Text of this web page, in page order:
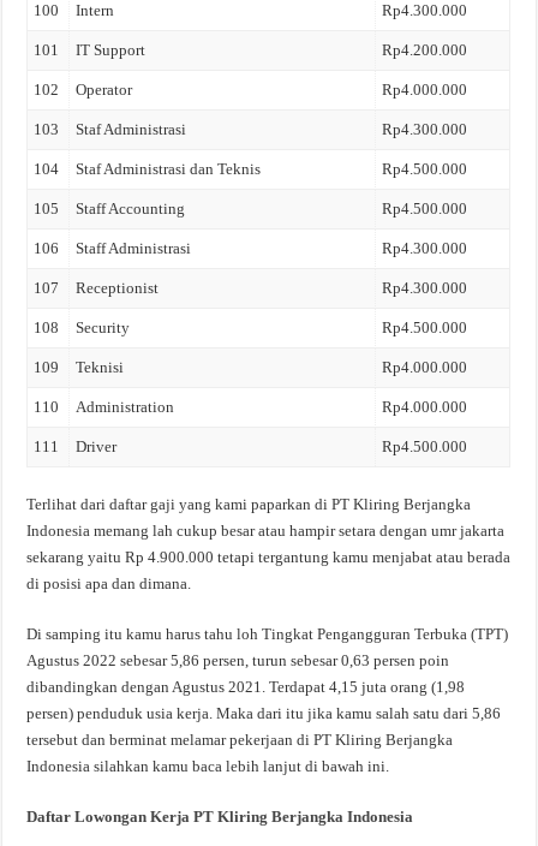
100 Intern Rp4.300.000
101 IT Support Rp4.200.000
102 Operator Rp4.000.000
103 Staf Administrasi Rp4.300.000
104 Staf Administrasi dan Teknis Rp4.500.000
105 Staff Accounting Rp4.500.000
106 Staff Administrasi Rp4.300.000
107 Receptionist Rp4.300.000
108 Security Rp4.500.000
109 Teknisi Rp4.000.000
110 Administration Rp4.000.000
111 Driver Rp4.500.000
Terlihat dari daftar gaji yang kami paparkan di PT Kliring Berjangka
Indonesia memang lah cukup besar atau hampir setara dengan umr jakarta
sekarang yaitu Rp 4.900.000 tetapi tergantung kamu menjabat atau berada
di posisi apa dan dimana.
Di samping itu kamu harus tahu loh Tingkat Pengangguran Terbuka (TPT)
Agustus 2022 sebesar 5,86 persen, turun sebesar 0,63 persen poin
dibandingkan dengan Agustus 2021. Terdapat 4,15 juta orang (1,98
persen) penduduk usia kerja. Maka dari itu jika kamu salah satu dari 5,86
tersebut dan berminat melamar pekerjaan di PT Kliring Berjangka
Indonesia silahkan kamu baca lebih lanjut di bawah ini.
Daftar Lowongan Kerja PT Kliring Berjangka Indonesia